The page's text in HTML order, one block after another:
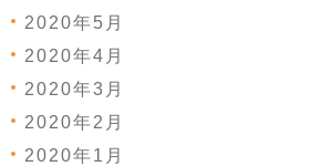
2020年5月
2020年4月
2020年3月
2020年2月
2020年1月